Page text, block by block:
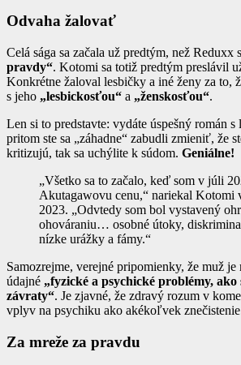
Odvaha žalovať
Celá sága sa začala už predtým, než Reduxx
pravdy“. Kotomi sa totiž predtým preslávil
Konkrétne žaloval lesbičky a iné ženy za to,
s jeho „lesbickosťou“ a „ženskosťou“.
Len si to predstavte: vydáte úspešný román s
pritom ste sa „záhadne“ zabudli zmieniť, že
kritizujú, tak sa uchýlite k súdom. Geniálne!
„Všetko sa to začalo, keď som v júli
Akutagawovu cenu,“ nariekal Kotomi
2023. „Odvtedy som bol vystavený
ohováraniu… osobné útoky,
nízke urážky a fámy.“
Samozrejme, verejné pripomienky, že muž
údajné „fyzické a psychické problémy, ako
závraty“. Je zjavné, že zdravý rozum v
vplyv na psychiku ako akékoľvek
Za mreže za pravdu